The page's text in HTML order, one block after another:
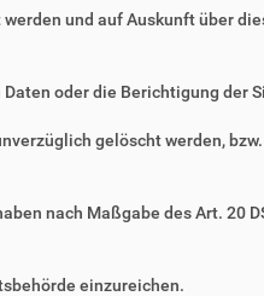
und auf Auskunft über
oder die Berichtigung der
gelöscht werden,
nach Maßgabe des Art. 20
einzureichen.